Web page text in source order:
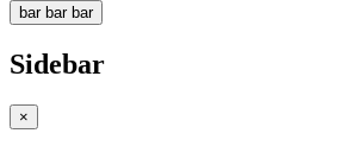
bar bar bar
Sidebar
×